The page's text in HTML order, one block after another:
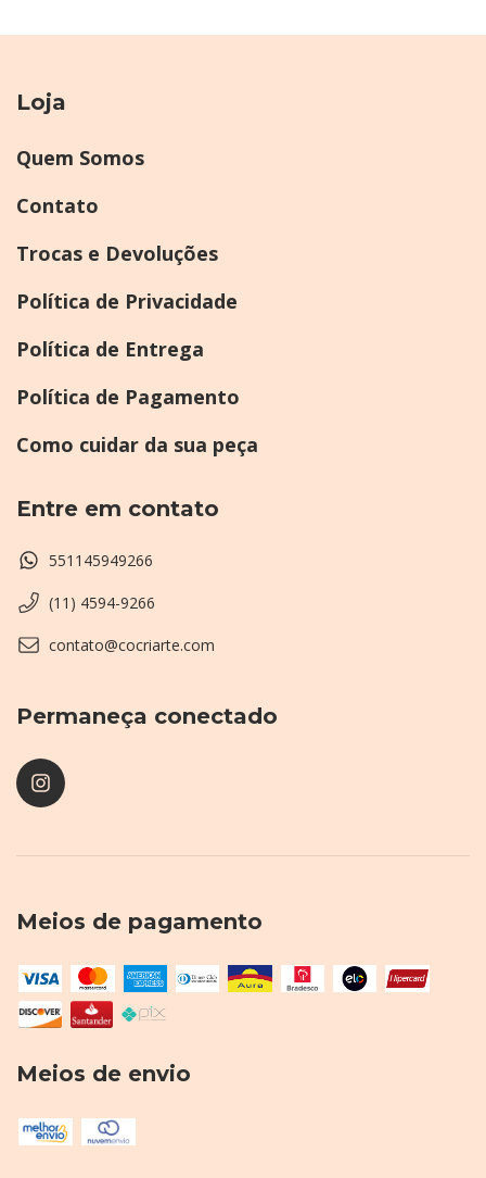
Loja
Quem Somos
Contato
Trocas e Devoluções
Política de Privacidade
Política de Entrega
Política de Pagamento
Como cuidar da sua peça
Entre em contato
551145949266
(11) 4594-9266
contato@cocriarte.com
Permaneça conectado
Meios de pagamento
Meios de envio